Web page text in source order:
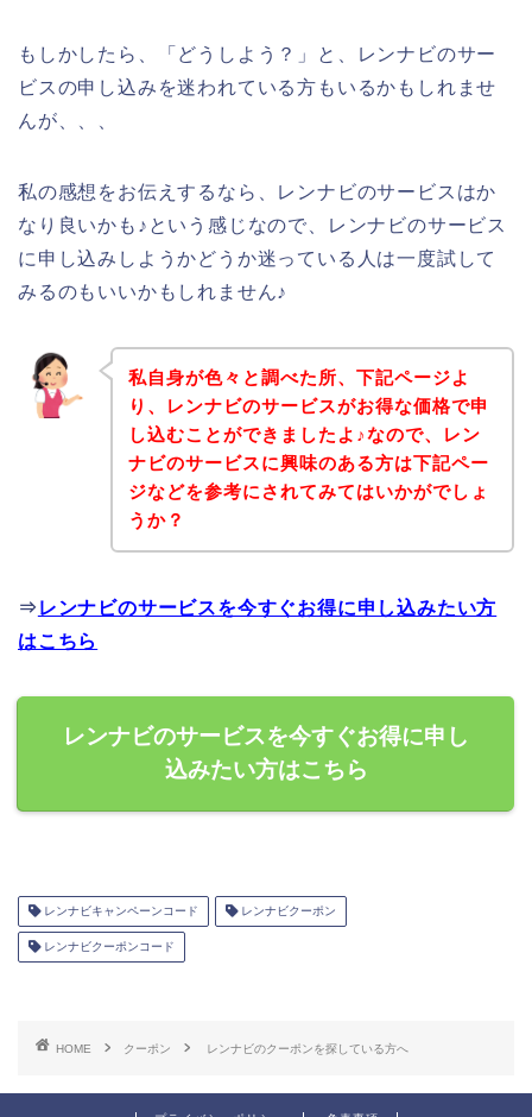
もしかしたら、「どうしよう？」と、レンナビのサー
ビスの申し込みを迷われている方もいるかもしれませ
んが、、、
私の感想をお伝えするなら、レンナビのサービスはか
なり良いかも♪という感じなので、レンナビのサービス
に申し込みしようかどうか迷っている人は一度試して
みるのもいいかもしれません♪
私自身が色々と調べた所、下記ページよ
り、レンナビのサービスがお得な価格で申
し込むことができましたよ♪なので、レン
ナビのサービスに興味のある方は下記ペー
ジなどを参考にされてみてはいかがでしょ
うか？
⇒ レンナビのサービスを今すぐお得に申し込みたい方
はこちら
レンナビのサービスを今すぐお得に申し
込みたい方はこちら
レンナビキャンペーンコード レンナビクーポン
レンナビクーポンコード
HOME クーポン レンナビのクーポンを探している方へ